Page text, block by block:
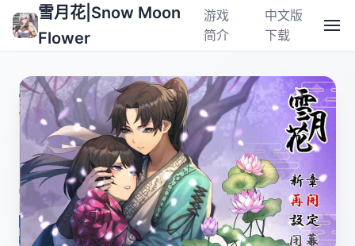
雪月花|Snow Moon
Flower
游戏
简介
中文版
下载